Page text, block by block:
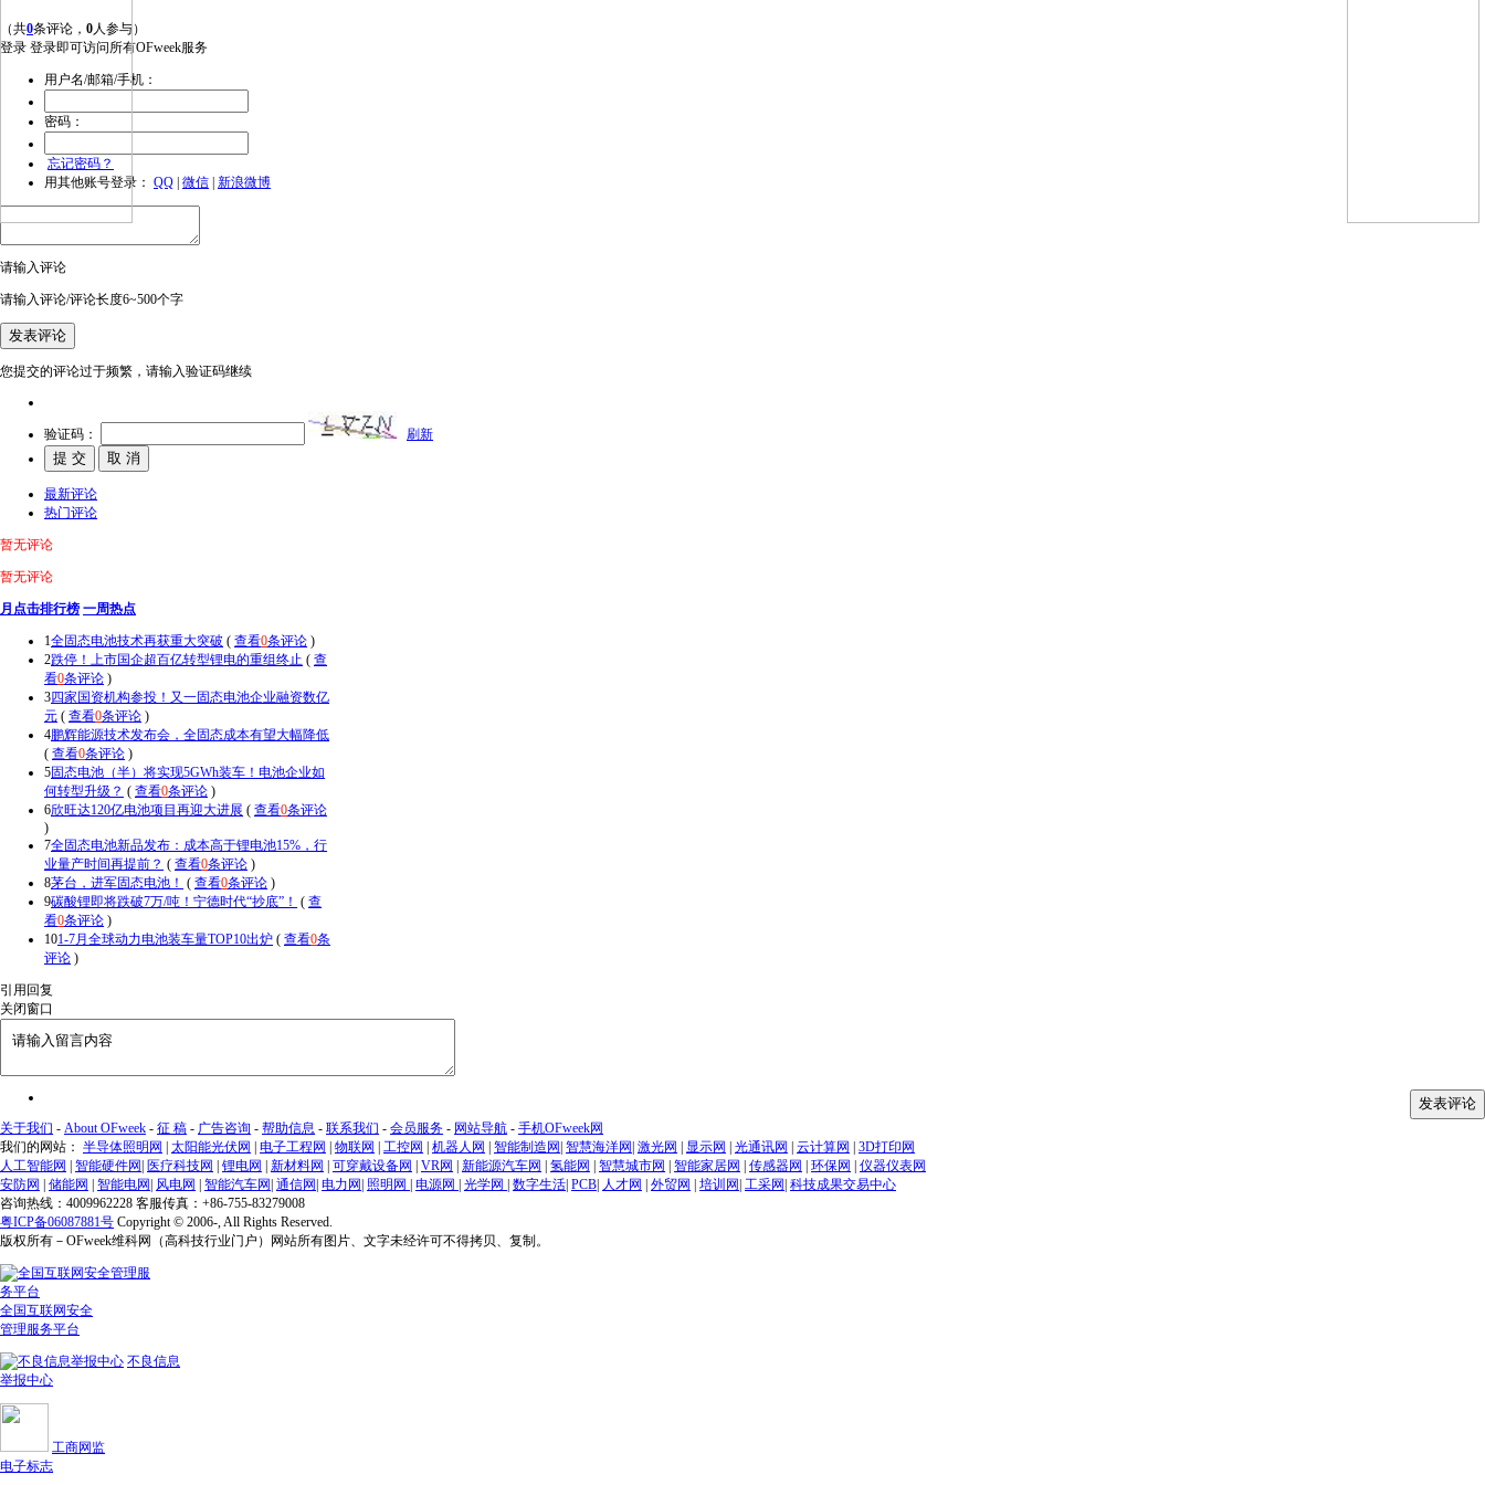
（共0条评论， 0人参与）
登录 登录即可访问所有OFweek服务
用户名/邮箱/手机：
密码：
忘记密码？
用其他账号登录： QQ 微信 新浪微博
请输入评论
请输入评论/评论长度6~500个字
您提交的评论过于频繁，请输入验证码继续
验证码： 刷新
最新评论
热门评论
暂无评论
暂无评论
月点击排行榜 一周热点
1全固态电池技术再获重大突破 ( 查看0条评论 )
2跌停！上市国企超百亿转型锂电的重组终止 ( 查
看0条评论 )
3四家国资机构参投！又一固态电池企业融资数亿
元 ( 查看0条评论 )
4鹏辉能源技术发布会，全固态成本有望大幅降低
( 查看0条评论 )
5固态电池（半）将实现5GWh装车！电池企业如
何转型升级？ ( 查看0条评论 )
6欣旺达120亿电池项目再迎大进展 ( 查看0条评论
)
7全固态电池新品发布：成本高于锂电池15%，行
业量产时间再提前？ ( 查看0条评论 )
8茅台，进军固态电池！ ( 查看0条评论 )
9碳酸锂即将跌破7万/吨！宁德时代“抄底”！ ( 查
看0条评论 )
101-7月全球动力电池装车量TOP10出炉 ( 查看0条
评论 )
引用回复
关闭窗口
关于我们 - About OFweek - 征 稿 - 广告咨询 - 帮助信息 - 联系我们 - 会员服务 - 网站导航 - 手机OFweek网
我们的网站： 半导体照明网 太阳能光伏网 电子工程网 物联网 工控网 机器人网 智能制造网 智慧海洋网 激光网 显示网 光通讯网 云计算网
3D打印网
人工智能网
智能硬件网 医疗科技网 锂电网 新材料网 可穿戴设备网 VR网 新能源汽车网 氢能网 智慧城市网 智能家居网 传感器网 环保网
仪器仪表网
安防网
储能网 智能电网 风电网 智能汽车网 通信网 电力网 照明网 电源网 光学网 数字生活 PCB 人才网 外贸网 培训网 工采网 科技成果交易中心
咨询热线：4009962228 客服传真：+86-755-83279008
粤ICP备06087881号 Copyright © 2006-, All Rights Reserved.
版权所有－OFweek维科网（高科技行业门户）网站所有图片、文字未经许可不得拷贝、复制。
全国互联网安全
管理服务平台
不良信息
举报中心
工商网监
电子标志